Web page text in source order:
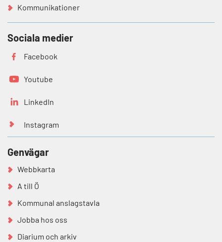
Kommunikationer
Sociala medier
Facebook
Youtube
LinkedIn
Instagram
Genvägar
Webbkarta
A till Ö
Kommunal anslagstavla
Jobba hos oss
Diarium och arkiv